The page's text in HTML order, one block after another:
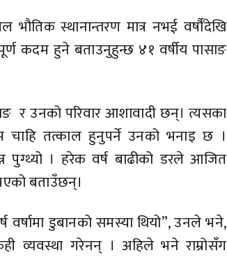
भौतिक स्थानान्तरण मात्र नभई वर्षौँदेखि
कदम हुने बताउनुहुन्छ ४१ वर्षीय पासाङ
र उनको परिवार आशावादी छन्। त्यसका
चाहि तत्काल हुनुपर्ने उनको भनाइ छ ।
पुग्थ्यो । हरेक वर्ष बाढीको डरले आजित
बताउँछन्।
डुबानको समस्या थियो”, उनले भने,
व्यवस्था गरेनन् । अहिले भने राम्रोसँग